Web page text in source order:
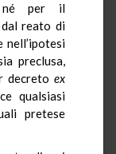
né per il
reato di
nell’ipotesi
preclusa,
decreto ex
qualsiasi
pretese